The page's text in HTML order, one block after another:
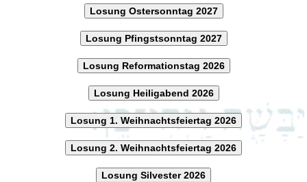
Losung Ostersonntag 2027
Losung Pfingstsonntag 2027
Losung Reformationstag 2026
Losung Heiligabend 2026
Losung 1. Weihnachtsfeiertag 2026
Losung 2. Weihnachtsfeiertag 2026
Losung Silvester 2026